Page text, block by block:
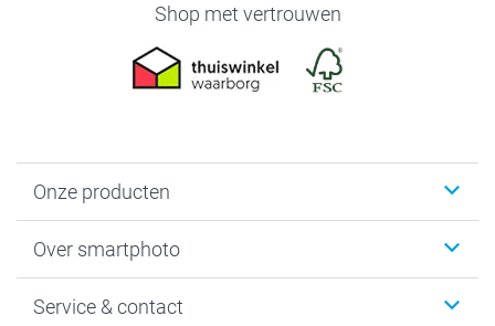
Shop met vertrouwen
Onze producten
Fotoboeken
Fotocadeaus
Over smartphoto
Vacatures
Service & contact